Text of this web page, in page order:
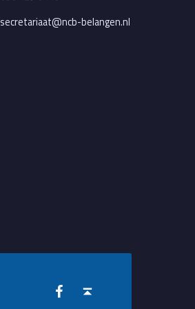
Email address:
secretariaat@ncb-belangen.nl
WebMan on Facebook